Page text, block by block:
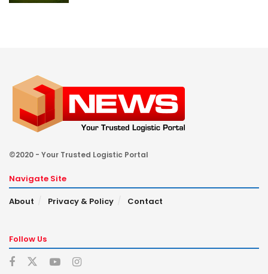
©2020 - Your Trusted Logistic Portal
Navigate Site
About
Privacy & Policy Contact
Follow Us